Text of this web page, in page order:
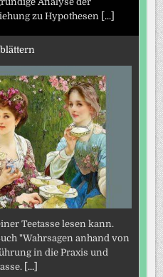
zu Hypothesen [...]
Teetasse lesen kann.
"Wahrsagen anhand von
in die Praxis und
[...]